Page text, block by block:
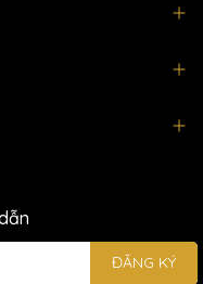
ĐĂNG KÝ